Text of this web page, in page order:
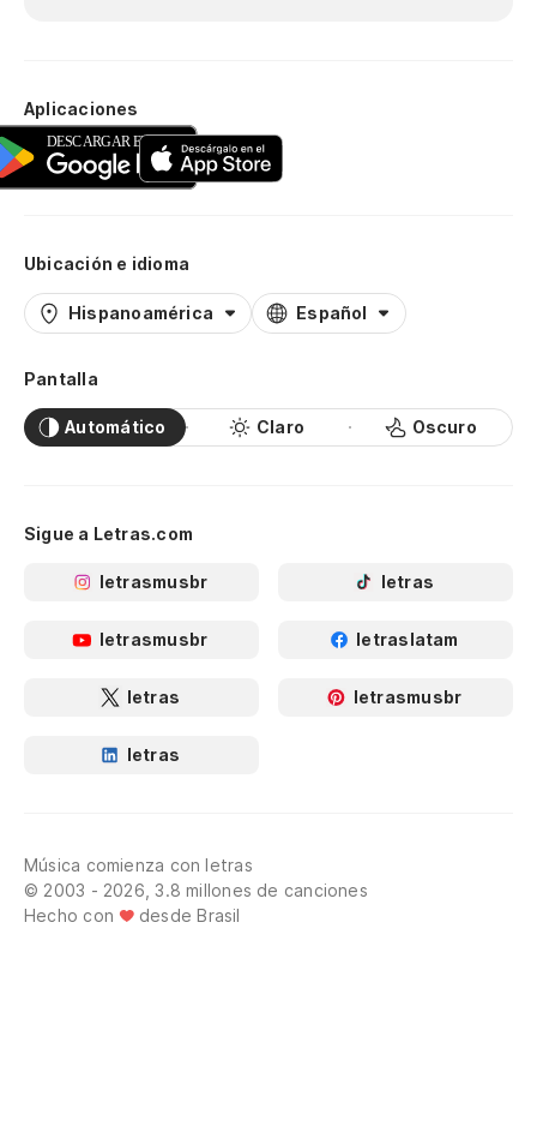
Aplicaciones
Ubicación e idioma
Hispanoamérica Español
Pantalla
Automático Claro Oscuro
Sigue a Letras.com
letrasmusbr letras
letrasmusbr letraslatam
letras letrasmusbr
letras
Música comienza con letras
© 2003 - 2026, 3.8 millones de canciones
Hecho con
desde Brasil